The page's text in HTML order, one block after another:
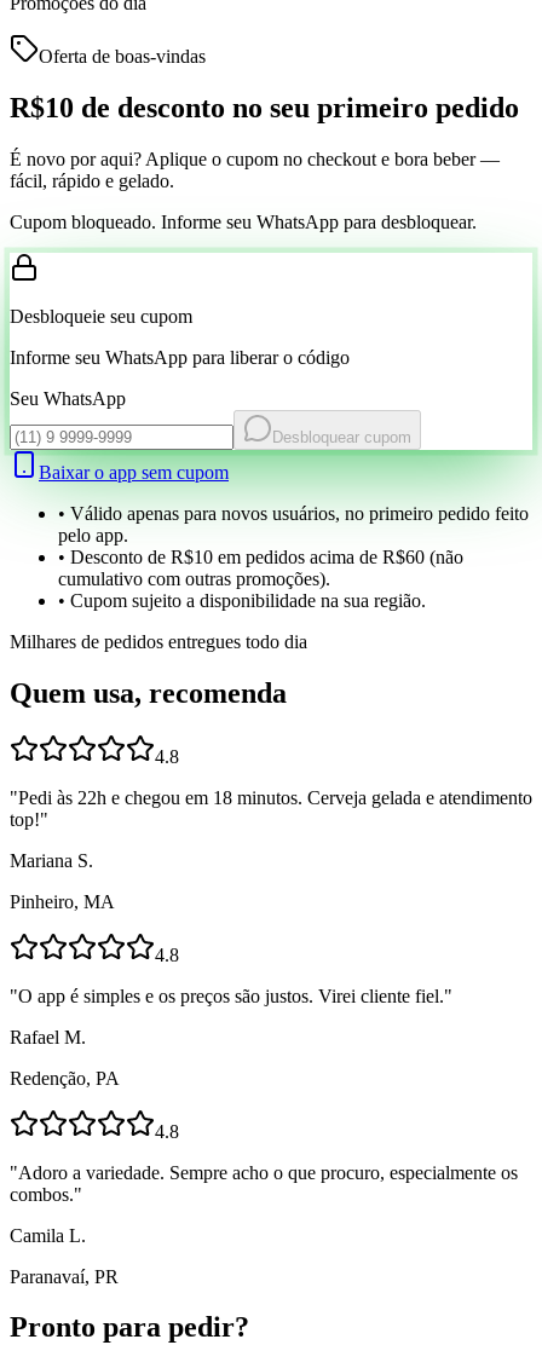
Oferta de boas-vindas
R$10 de desconto no seu primeiro pedido
É novo por aqui? Aplique o cupom no checkout e bora beber —
fácil, rápido e gelado.
Cupom bloqueado. Informe seu WhatsApp para desbloquear.
Desbloqueie seu cupom
Informe seu WhatsApp para liberar o código
Seu WhatsApp
Desbloquear cupom
Baixar o app sem cupom
• Válido apenas para novos usuários, no primeiro pedido feito
pelo app.
• Desconto de R$10 em pedidos acima de R$60 (não
cumulativo com outras promoções).
• Cupom sujeito a disponibilidade na sua região.
Milhares de pedidos entregues todo dia
Quem usa, recomenda
4.8
"Pedi às 22h e chegou em 18 minutos. Cerveja gelada e atendimento
top!"
Mariana S.
Pinheiro, MA
4.8
"O app é simples e os preços são justos. Virei cliente fiel."
Rafael M.
Redenção, PA
4.8
"Adoro a variedade. Sempre acho o que procuro, especialmente os
combos."
Camila L.
Paranavaí, PR
Pronto para pedir?